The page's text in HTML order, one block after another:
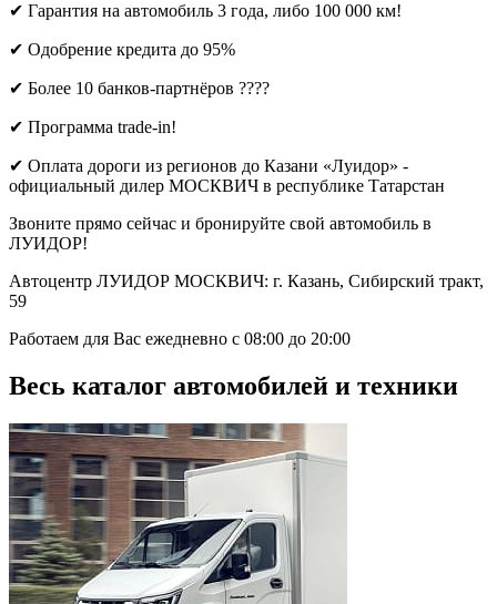
✔ Гарантия на автомобиль 3 года, либо 100 000 км!
✔ Одобрение кредита до 95%
✔ Более 10 банков-партнёров ????
✔ Программа trade-in!
✔ Оплата дороги из регионов до Казани «Луидор» -
официальный дилер МОСКВИЧ в республике Татарстан
Звоните прямо сейчас и бронируйте свой автомобиль в
ЛУИДОР!
Автоцентр ЛУИДОР МОСКВИЧ: г. Казань, Сибирский тракт,
59
Работаем для Вас ежедневно с 08:00 до 20:00
Весь каталог автомобилей и техники